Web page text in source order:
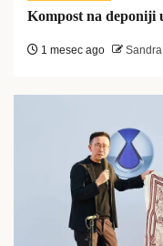
Kompost na deponiji
1 mesec ago